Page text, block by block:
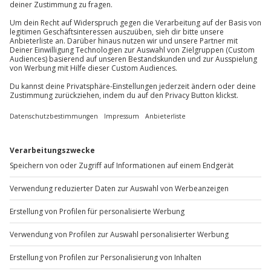
Hin- und Rückreise sind im Preis nicht inbegriffen
Du erreichst uns telefonisch zu folgenden Zeiten,
außer an bundesweiten Feiertagen:
Mo-Fr: 8-20 Uhr | Sa: 10-16 Uhr
Du möchtest als Firma bestellen?
Mo-Fr: 9-17 Uhr
b2b@jochen-schweizer.de
www.b2b.jochen-schweizer.de/
Artikelnummer: 57499